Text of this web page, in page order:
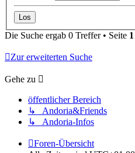
Die Suche ergab 0 Treffer • Seite 1
Zur erweiterten Suche
Gehe zu
öffentlicher Bereich
↳ Andoria&Friends
↳ Andoria-Infos
Foren-Übersicht